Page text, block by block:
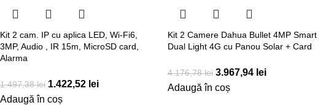
Kit 2 cam. IP cu aplica LED, Wi-Fi6,
3MP, Audio , IR 15m, MicroSD card,
Alarma
1.497,38lei 1.422,52 lei
Adaugă în coș
Kit 2 Camere Dahua Bullet 4MP Smart
Dual Light 4G cu Panou Solar + Card
4.176,78lei 3.967,94 lei
Adaugă în coș